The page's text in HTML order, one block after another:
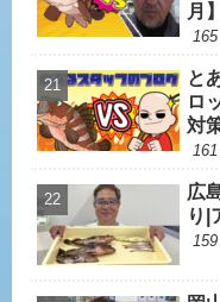
月】
と
ロ
対
広
り|